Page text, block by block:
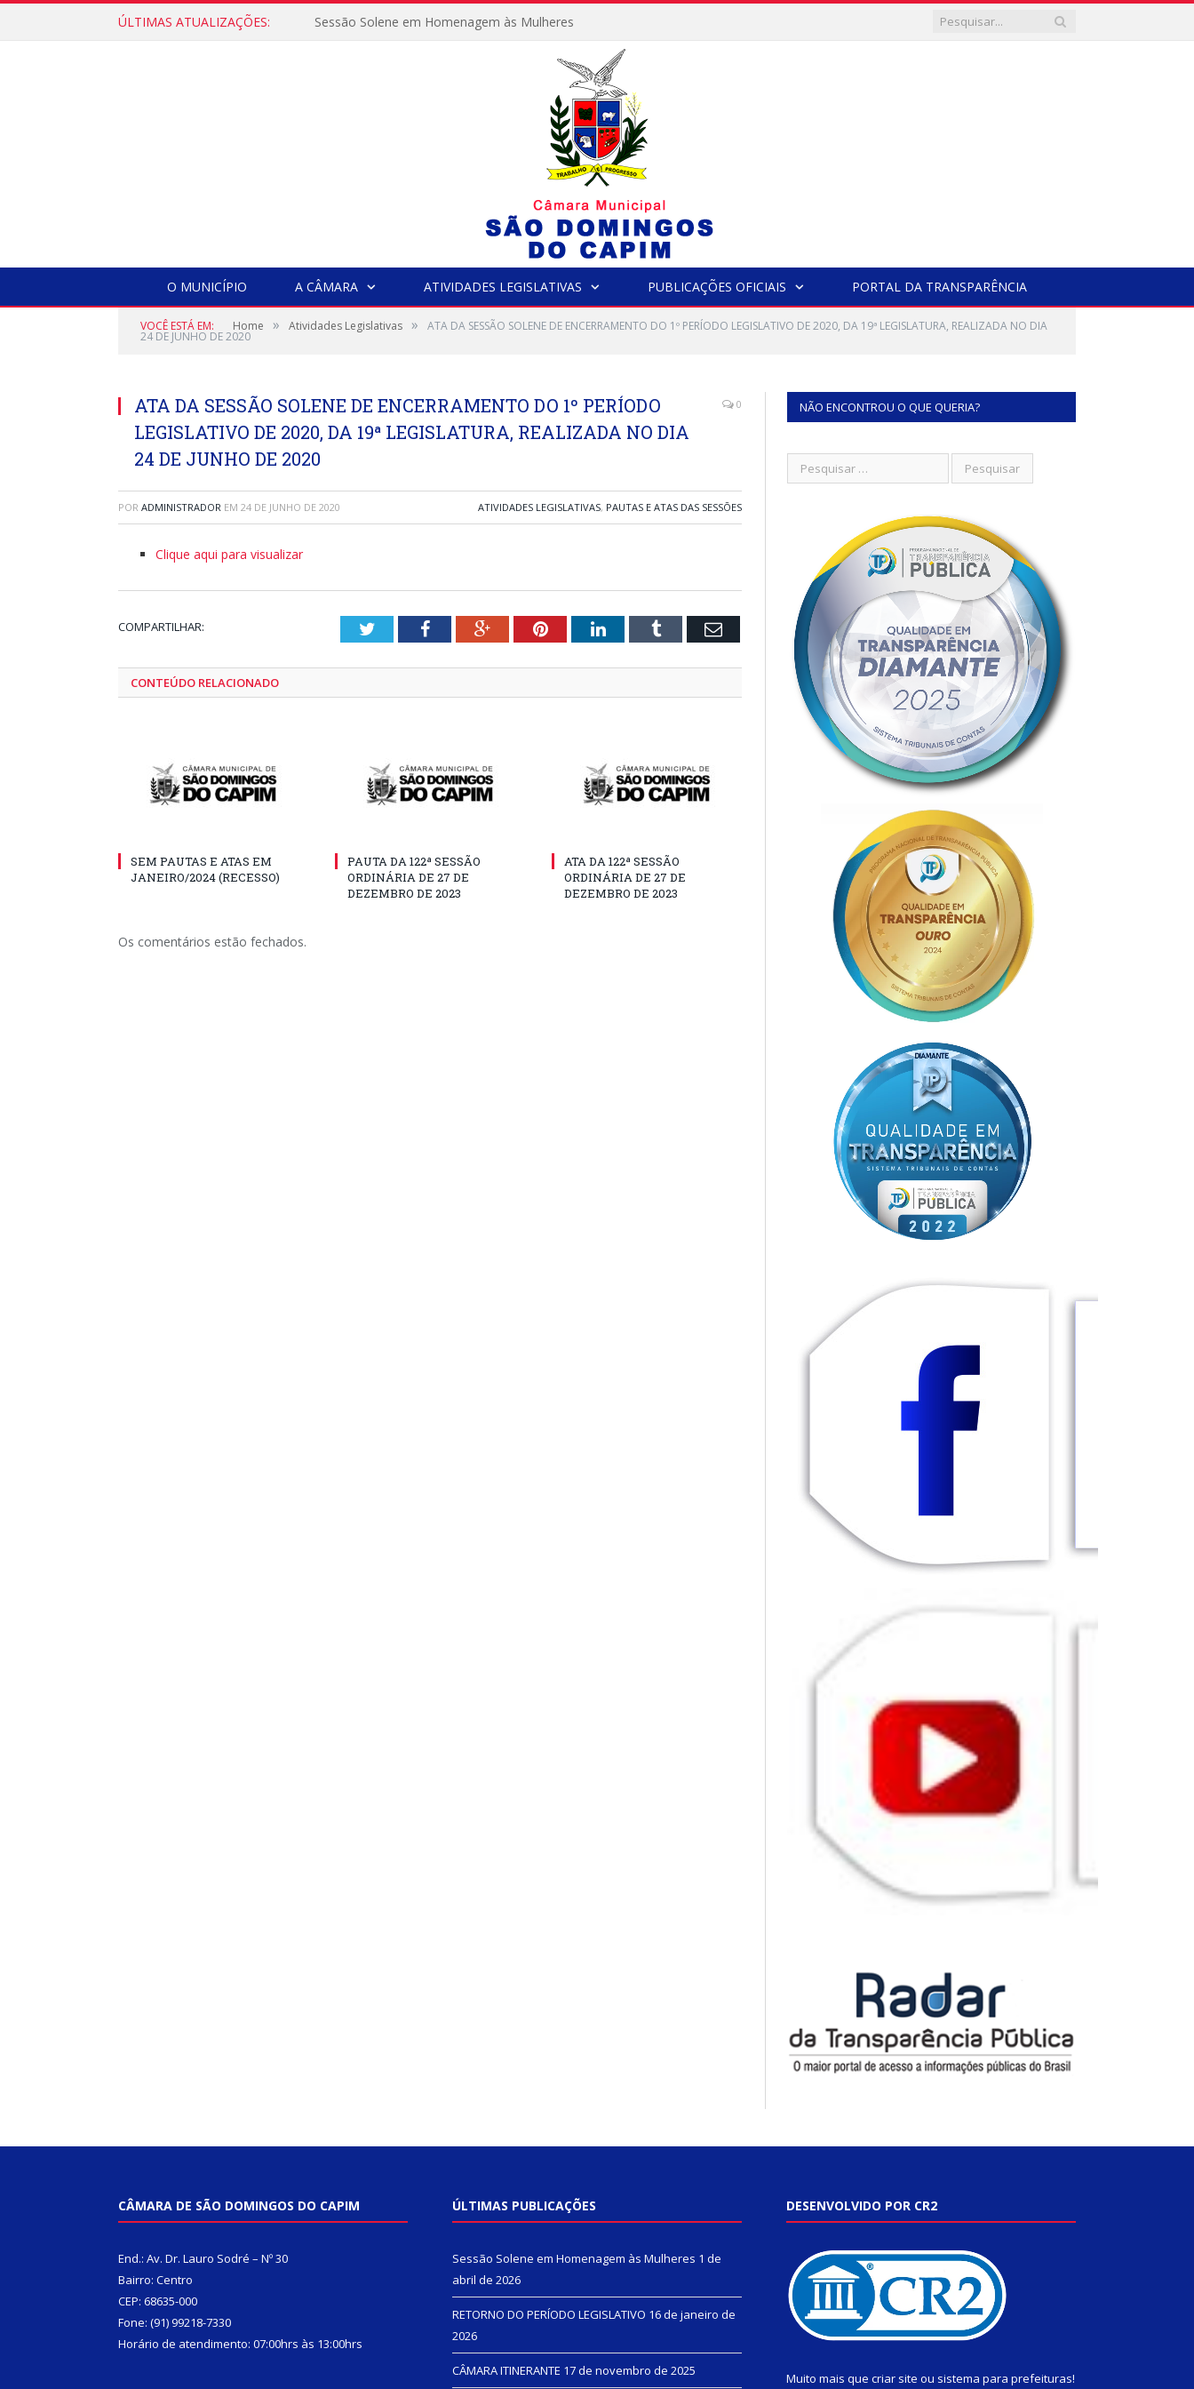
ÚLTIMAS ATUALIZAÇÕES: Sessão Solene em Homenagem às Mulheres
O MUNICÍPIO A CÂMARA ATIVIDADES LEGISLATIVAS PUBLICAÇÕES OFICIAIS PORTAL DA TRANSPARÊNCIA
VOCÊ ESTÁ EM: Home » Atividades Legislativas » ATA DA SESSÃO SOLENE DE ENCERRAMENTO DO 1º PERÍODO LEGISLATIVO DE 2020, DA 19ª LEGISLATURA, REALIZADA NO DIA
24 DE JUNHO DE 2020
ATA DA SESSÃO SOLENE DE ENCERRAMENTO DO 1º PERÍODO
LEGISLATIVO DE 2020, DA 19ª LEGISLATURA, REALIZADA NO DIA
24 DE JUNHO DE 2020
0
POR ADMINISTRADOR EM 24 DE JUNHO DE 2020 ATIVIDADES LEGISLATIVAS, PAUTAS E ATAS DAS SESSÕES
Clique aqui para visualizar
COMPARTILHAR: TwitterFacebookGoogle+PinterestLinkedInTumblr Email
CONTEÚDO RELACIONADO
SEM PAUTAS E ATAS EM
JANEIRO/2024 (RECESSO)
PAUTA DA 122ª SESSÃO
ORDINÁRIA DE 27 DE
DEZEMBRO DE 2023
ATA DA 122ª SESSÃO
ORDINÁRIA DE 27 DE
DEZEMBRO DE 2023
Os comentários estão fechados.
NÃO ENCONTROU O QUE QUERIA?
CÂMARA DE SÃO DOMINGOS DO CAPIM
End.: Av. Dr. Lauro Sodré – Nº 30
Bairro: Centro
CEP: 68635-000
Fone: (91) 99218-7330
Horário de atendimento: 07:00hrs às 13:00hrs
ÚLTIMAS PUBLICAÇÕES
Sessão Solene em Homenagem às Mulheres 1 de
abril de 2026
RETORNO DO PERÍODO LEGISLATIVO 16 de janeiro de
2026
CÂMARA ITINERANTE 17 de novembro de 2025
DESENVOLVIDO POR CR2
Muito mais que criar site ou sistema para prefeituras!